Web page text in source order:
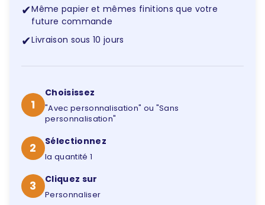
✔Même papier et mêmes finitions que votre
future commande
✔Livraison sous 10 jours
1
Choisissez
"Avec personnalisation" ou "Sans
personnalisation"
2 Sélectionnez
la quantité 1
3 Cliquez sur
Personnaliser